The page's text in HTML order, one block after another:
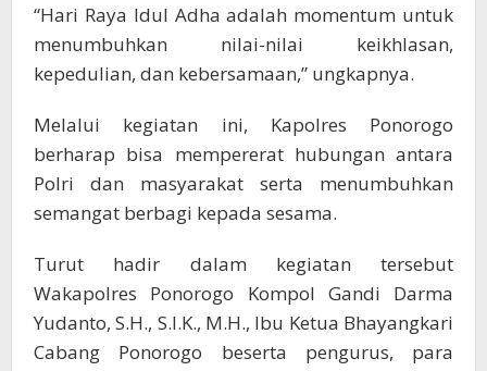
“Hari Raya Idul Adha adalah momentum untuk
menumbuhkan nilai-nilai keikhlasan,
kepedulian, dan kebersamaan,” ungkapnya.
Melalui kegiatan ini, Kapolres Ponorogo
berharap bisa mempererat hubungan antara
Polri dan masyarakat serta menumbuhkan
semangat berbagi kepada sesama.
Turut hadir dalam kegiatan tersebut
Wakapolres Ponorogo Kompol Gandi Darma
Yudanto, S.H., S.I.K., M.H., Ibu Ketua Bhayangkari
Cabang Ponorogo beserta pengurus, para